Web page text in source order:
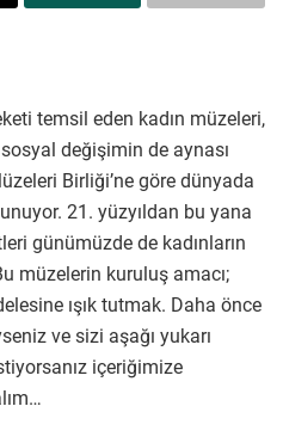
temsil eden kadın müzeleri,
değişimin de aynası
Birliği’ne göre dünyada
21. yüzyıldan bu yana
günümüzde de kadınların
müzelerin kuruluş amacı;
ışık tutmak. Daha önce
ve sizi aşağı yukarı
içeriğimize